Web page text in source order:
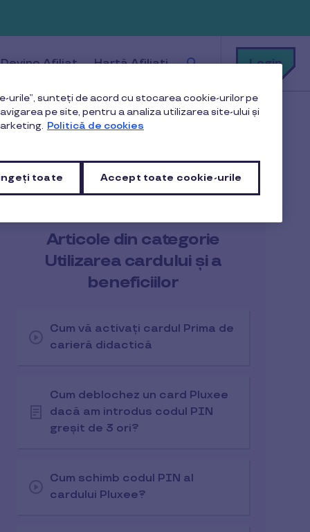
Devino Afiliat Hartă Afiliați
ce
ajuta?
Login
Pluxee Gusto?
Articole din categorie
Utilizarea cardului și a
beneficiilor
Cum vă activați cardul Prima de
carieră didactică
Cum deblochez un card Pluxee
dacă am introdus codul PIN
greșit de 3 ori?
Cum schimb codul PIN al
cardului Pluxee?
urile”, sunteți de acord cu stocarea cookie-urilor pe
pe site, pentru a analiza utilizarea site-ului și
Politică de cookies
toate Accept toate cookie-urile